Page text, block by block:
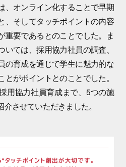
、オンライン化することで早期
、そしてタッチポイントの内容
重要であるとのことでした。ま
ては、採用協力社員の調査、
の育成を通じて学生に魅力的な
がポイントとのことでした。
用協力社員育成まで、5つの施
させていただきました。